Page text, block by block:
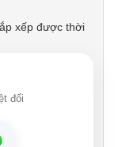
xếp được thời
đối